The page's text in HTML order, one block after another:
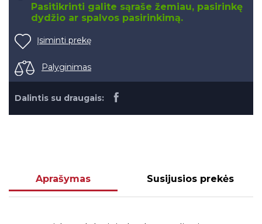
Pasitikrinti galite sąraše žemiau, pasirinkę
dydžio ar spalvos pasirinkimą.
Įsiminti prekę
Palyginimas
Dalintis su draugais:
Aprašymas Susijusios prekės